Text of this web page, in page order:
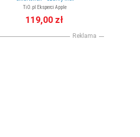
TiO.pl Eksperci Apple
119,00 zł
Reklama